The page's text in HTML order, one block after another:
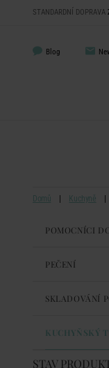
STANDARDNÍ DOPRAVA
Blog
Domů Kuchyně
POMOCNÍCI
PEČENÍ
SKLADOVÁNÍ
KUCHYŇSKÝ
STAV